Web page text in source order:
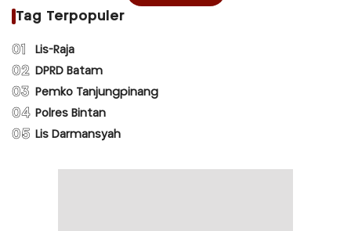
Tag Terpopuler
01 Lis-Raja
02 DPRD Batam
03 Pemko Tanjungpinang
04 Polres Bintan
05 Lis Darmansyah